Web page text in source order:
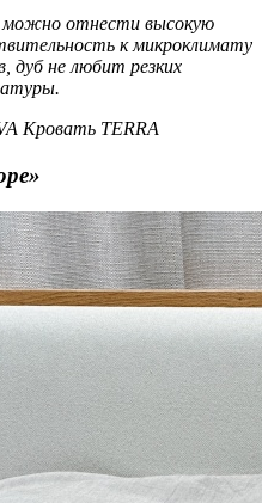
можно отнести высокую
к микроклимату
дуб не любит резких
Кровать TERRA